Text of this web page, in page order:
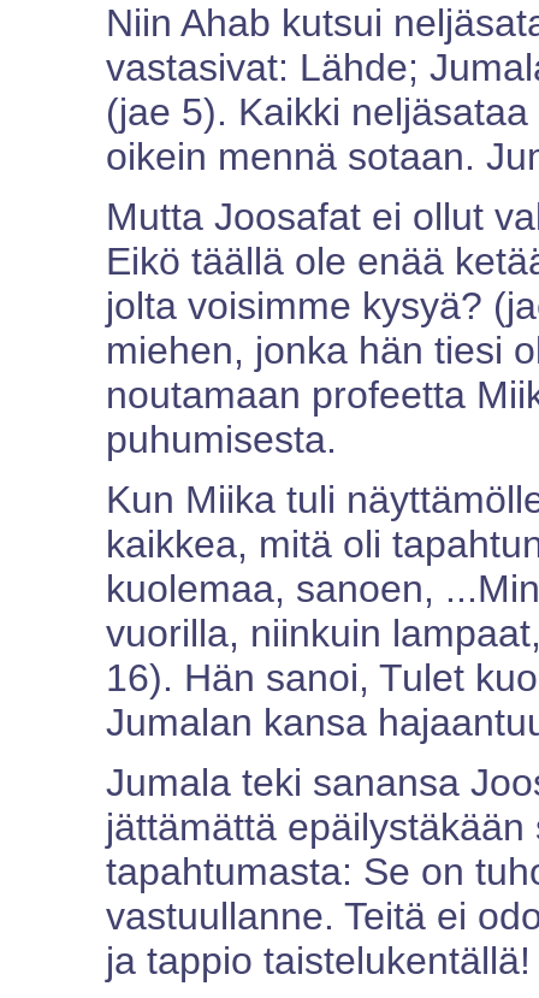
Niin Ahab kutsui
vastasivat: Lähde;
(jae 5). Kaikki
oikein mennä sotaan.
Mutta Joosafat ei ollut
Eikö täällä ole enää
jolta voisimme kysyä?
miehen, jonka hän tiesi
noutamaan profeetta
puhumisesta.
Kun Miika tuli
kaikkea, mitä oli
kuolemaa, sanoen,
vuorilla, niinkuin
16). Hän sanoi, Tulet
Jumalan kansa
Jumala teki sanansa
jättämättä
tapahtumasta: Se on
vastuullanne. Teitä ei
ja tappio taistelukentällä!